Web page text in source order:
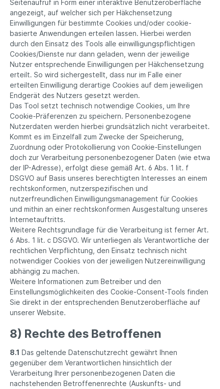
Seitenaufruf in Form einer interaktive Benutzeroberfläche
angezeigt, auf welcher sich per Häkchensetzung
Einwilligungen für bestimmte Cookies und/oder cookie-
basierte Anwendungen erteilen lassen. Hierbei werden
durch den Einsatz des Tools alle einwilligungspflichtigen
Cookies/Dienste nur dann geladen, wenn der jeweilige
Nutzer entsprechende Einwilligungen per Häkchensetzung
erteilt. So wird sichergestellt, dass nur im Falle einer
erteilten Einwilligung derartige Cookies auf dem jeweiligen
Endgerät des Nutzers gesetzt werden.
Das Tool setzt technisch notwendige Cookies, um Ihre
Cookie-Präferenzen zu speichern. Personenbezogene
Nutzerdaten werden hierbei grundsätzlich nicht verarbeitet.
Kommt es im Einzelfall zum Zwecke der Speicherung,
Zuordnung oder Protokollierung von Cookie-Einstellungen
doch zur Verarbeitung personenbezogener Daten (wie etwa
der IP-Adresse), erfolgt diese gemäß Art. 6 Abs. 1 lit. f
DSGVO auf Basis unseres berechtigten Interesses an einem
rechtskonformen, nutzerspezifischen und
nutzerfreundlichen Einwilligungsmanagement für Cookies
und mithin an einer rechtskonformen Ausgestaltung unseres
Internetauftritts.
Weitere Rechtsgrundlage für die Verarbeitung ist ferner Art.
6 Abs. 1 lit. c DSGVO. Wir unterliegen als Verantwortliche der
rechtlichen Verpflichtung, den Einsatz technisch nicht
notwendiger Cookies von der jeweiligen Nutzereinwilligung
abhängig zu machen.
Weitere Informationen zum Betreiber und den
Einstellungsmöglichkeiten des Cookie-Consent-Tools finden
Sie direkt in der entsprechenden Benutzeroberfläche auf
unserer Website.
8) Rechte des Betroffenen
8.1 Das geltende Datenschutzrecht gewährt Ihnen
gegenüber dem Verantwortlichen hinsichtlich der
Verarbeitung Ihrer personenbezogenen Daten die
nachstehenden Betroffenenrechte (Auskunfts- und